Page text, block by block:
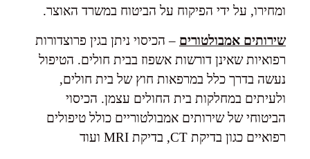
ומחירו, על ידי הפיקוח על הביטוח במשרד האוצר.
שירותים אמבולטורים – הכיסוי ניתן בגין פרוצדורות
רפואיות שאינן דורשות אשפוז בבית חולים. הטיפול
נעשה בדרך כלל במרפאות חוץ של בית חולים,
ולעיתים במחלקות בית החולים עצמן. הכיסוי
הביטוחי של שירותים אמבולטוריים כולל טיפולים
רפואיים כגון בדיקת CT, בדיקת MRI ועוד